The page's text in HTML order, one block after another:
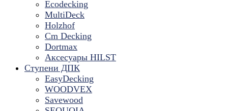
Ecodecking
MultiDeck
Holzhof
Cm Decking
Dortmax
Аксесуары HILST
Ступени ДПК
EasyDecking
WOODVEX
Savewood